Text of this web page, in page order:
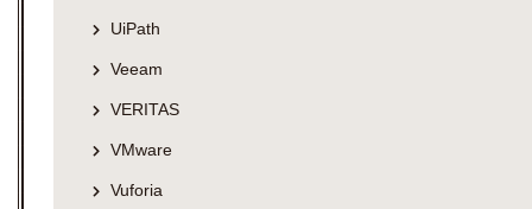
UiPath
Veeam
VERITAS
VMware
Vuforia